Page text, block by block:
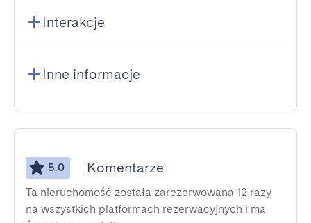
Interakcje
Inne informacje
5.0 Komentarze
Ta nieruchomość została zarezerwowana 12 razy
na wszystkich platformach rezerwacyjnych i ma